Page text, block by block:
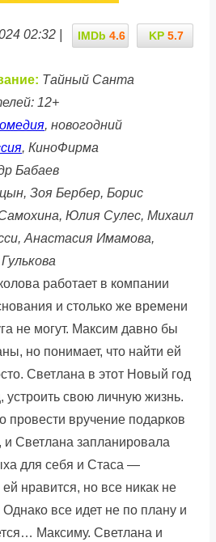
KP 5.7
IMDb 4.6
02:32 |
Тайный Санта
12+
, новогодний
, КиноФирма
Бабаев
Зоя Бербер, Борис
Юлия Сулес, Михаил
Анастасия Имамова,
работает в компании
и столько же времени
не могут. Максим давно бы
но понимает, что найти ей
Светлана в этот Новый год
устроить свою личную жизнь.
провести вручение подарков
Светлана запланировала
для себя и Стаса —
нравится, но все никак не
все идет не по плану и
Максиму. Светлана и